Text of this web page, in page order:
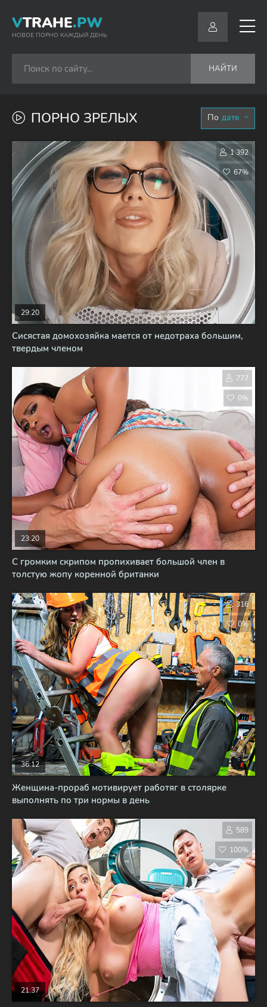
VTRAHE.PW
НОВОЕ ПОРНО КАЖДЫЙ ДЕНЬ
НАЙТИ
ПОРНО ЗРЕЛЫХ дате
Сисястая домохозяйка мается от недотраха большим,
твердым членом
29:20
1 392
67%
С громким скрипом пропихивает большой член в
толстую жопу коренной британки
23:20
777
0%
Женщина-прораб мотивирует работяг в столярке
выполнять по три нормы в день
36:12
316
0%
21:37
589
100%